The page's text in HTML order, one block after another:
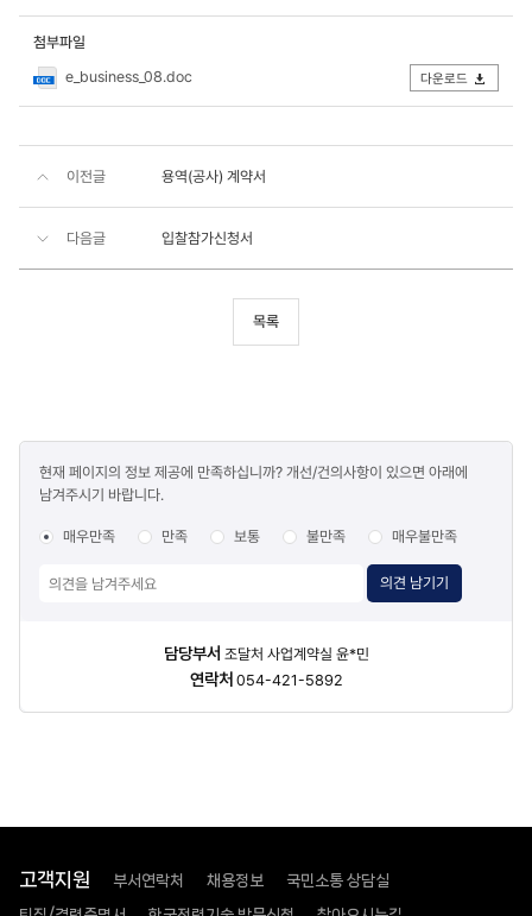
첨부파일
e_business_08.doc
다운로드
이전글 용역(공사) 계약서
다음글 입찰참가신청서
목록
만족도
조사
현재 페이지의 정보 제공에 만족하십니까? 개선/건의사항이 있으면 아래에
남겨주시기 바랍니다.
매우만족 만족 보통 불만족 매우불만족
의견 남기기
담당부서 조달처 사업계약실 윤*민
연락처 054-421-5892
고객지원 부서연락처 채용정보 국민소통 상담실